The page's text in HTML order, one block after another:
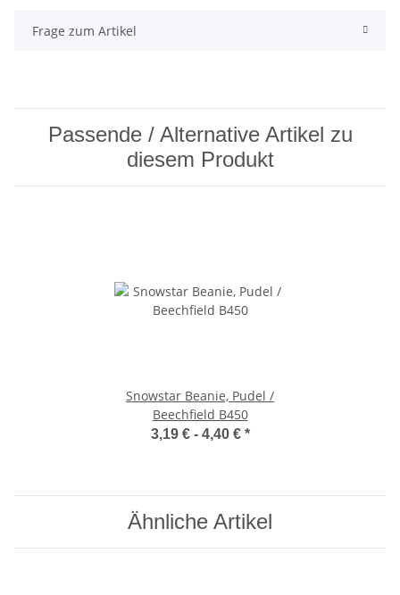
Frage zum Artikel
Passende / Alternative Artikel zu
diesem Produkt
Snowstar Beanie, Pudel /
Beechfield B450
3,19 € - 4,40 € *
Ähnliche Artikel